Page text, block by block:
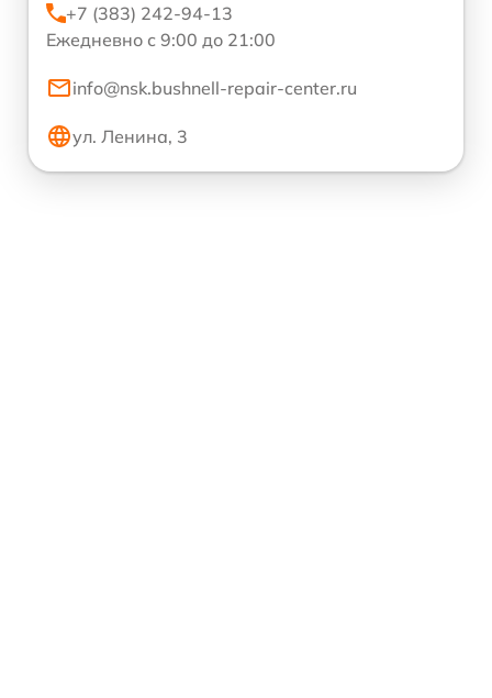
+7 (383) 242-94-13
Ежедневно с 9:00 до 21:00
info@nsk.bushnell-repair-center.ru
ул. Ленина, 3